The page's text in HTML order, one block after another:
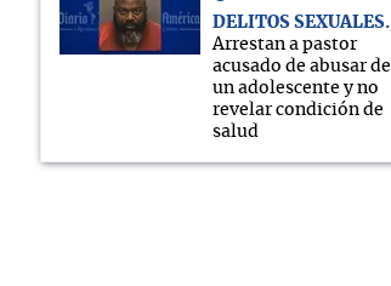
DELITOS SEXUALES
Arrestan a pastor
acusado de abusar de
un adolescente y no
revelar condición de
salud